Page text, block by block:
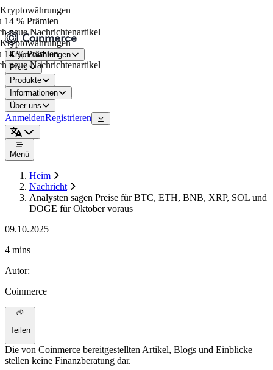
% Prämien
neue Nachrichtenartikel
% Prämien
neue Nachrichtenartikel
Kryptowährungen
Preis
Produkte
Informationen
Über uns
AnmeldenRegistrieren
Menü
Heim
Nachricht
Analysten sagen Preise für BTC, ETH, BNB, XRP, SOL und
DOGE für Oktober voraus
09.10.2025
4 mins
Autor:
Coinmerce
Teilen
Die von Coinmerce bereitgestellten Artikel, Blogs und Einblicke
stellen keine Finanzberatung dar.